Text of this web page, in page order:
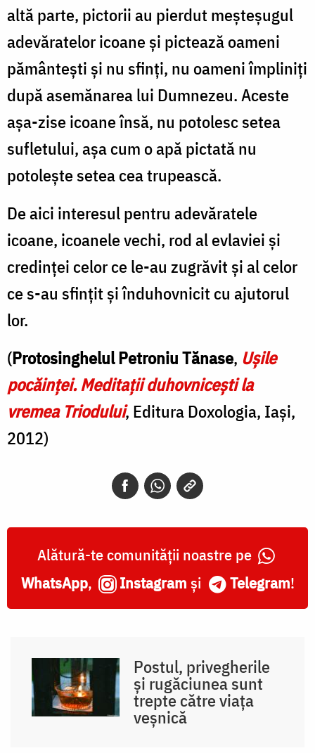
altă parte, pictorii au pierdut meșteșugul
adevăratelor icoane și pictează oameni
pământești și nu sfinți, nu oameni împliniți
după asemănarea lui Dumnezeu. Aceste
așa-zise icoane însă, nu potolesc setea
sufletului, așa cum o apă pictată nu
potolește setea cea trupească.
De aici interesul pentru adevăratele
icoane, icoanele vechi, rod al evlaviei și
credinței celor ce le-au zugrăvit și al celor
ce s-au sfințit și înduhovnicit cu ajutorul
lor.
(Protosinghelul Petroniu Tănase, Ușile
pocăinței. Meditații duhovnicești la
vremea Triodului, Editura Doxologia, Iași,
2012)
Alătură-te comunității noastre pe
WhatsApp, Instagram și Telegram!
Postul, privegherile
și rugăciunea sunt
trepte către viața
veșnică